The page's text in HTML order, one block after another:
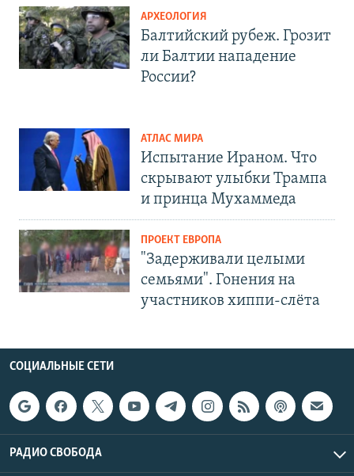
АРХЕОЛОГИЯ
Балтийский рубеж. Грозит
ли Балтии нападение
России?
АТЛАС МИРА
Испытание Ираном. Что
скрывают улыбки Трампа
и принца Мухаммеда
ПРОЕКТ ЕВРОПА
"Задерживали целыми
семьями". Гонения на
участников хиппи-слёта
СОЦИАЛЬНЫЕ СЕТИ
РАДИО СВОБОДА